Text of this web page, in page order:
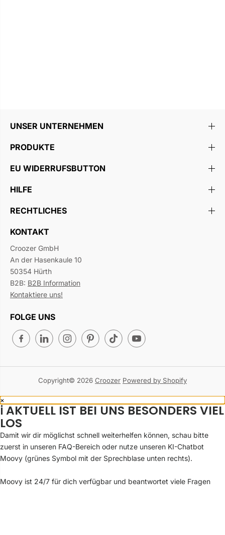
UNSER UNTERNEHMEN
PRODUKTE
EU WIDERRUFSBUTTON
HILFE
RECHTLICHES
KONTAKT
Croozer GmbH
An der Hasenkaule 10
50354 Hürth
B2B: B2B Information
Kontaktiere uns!
FOLGE UNS
Copyright© 2026 Croozer Powered by Shopify
×
ℹ️ AKTUELL IST BEI UNS BESONDERS VIEL
LOS
Damit wir dir möglichst schnell weiterhelfen können, schau bitte
zuerst in unseren FAQ-Bereich oder nutze unseren KI-Chatbot
Moovy (grünes Symbol mit der Sprechblase unten rechts).
Moovy ist 24/7 für dich verfügbar und beantwortet viele Fragen